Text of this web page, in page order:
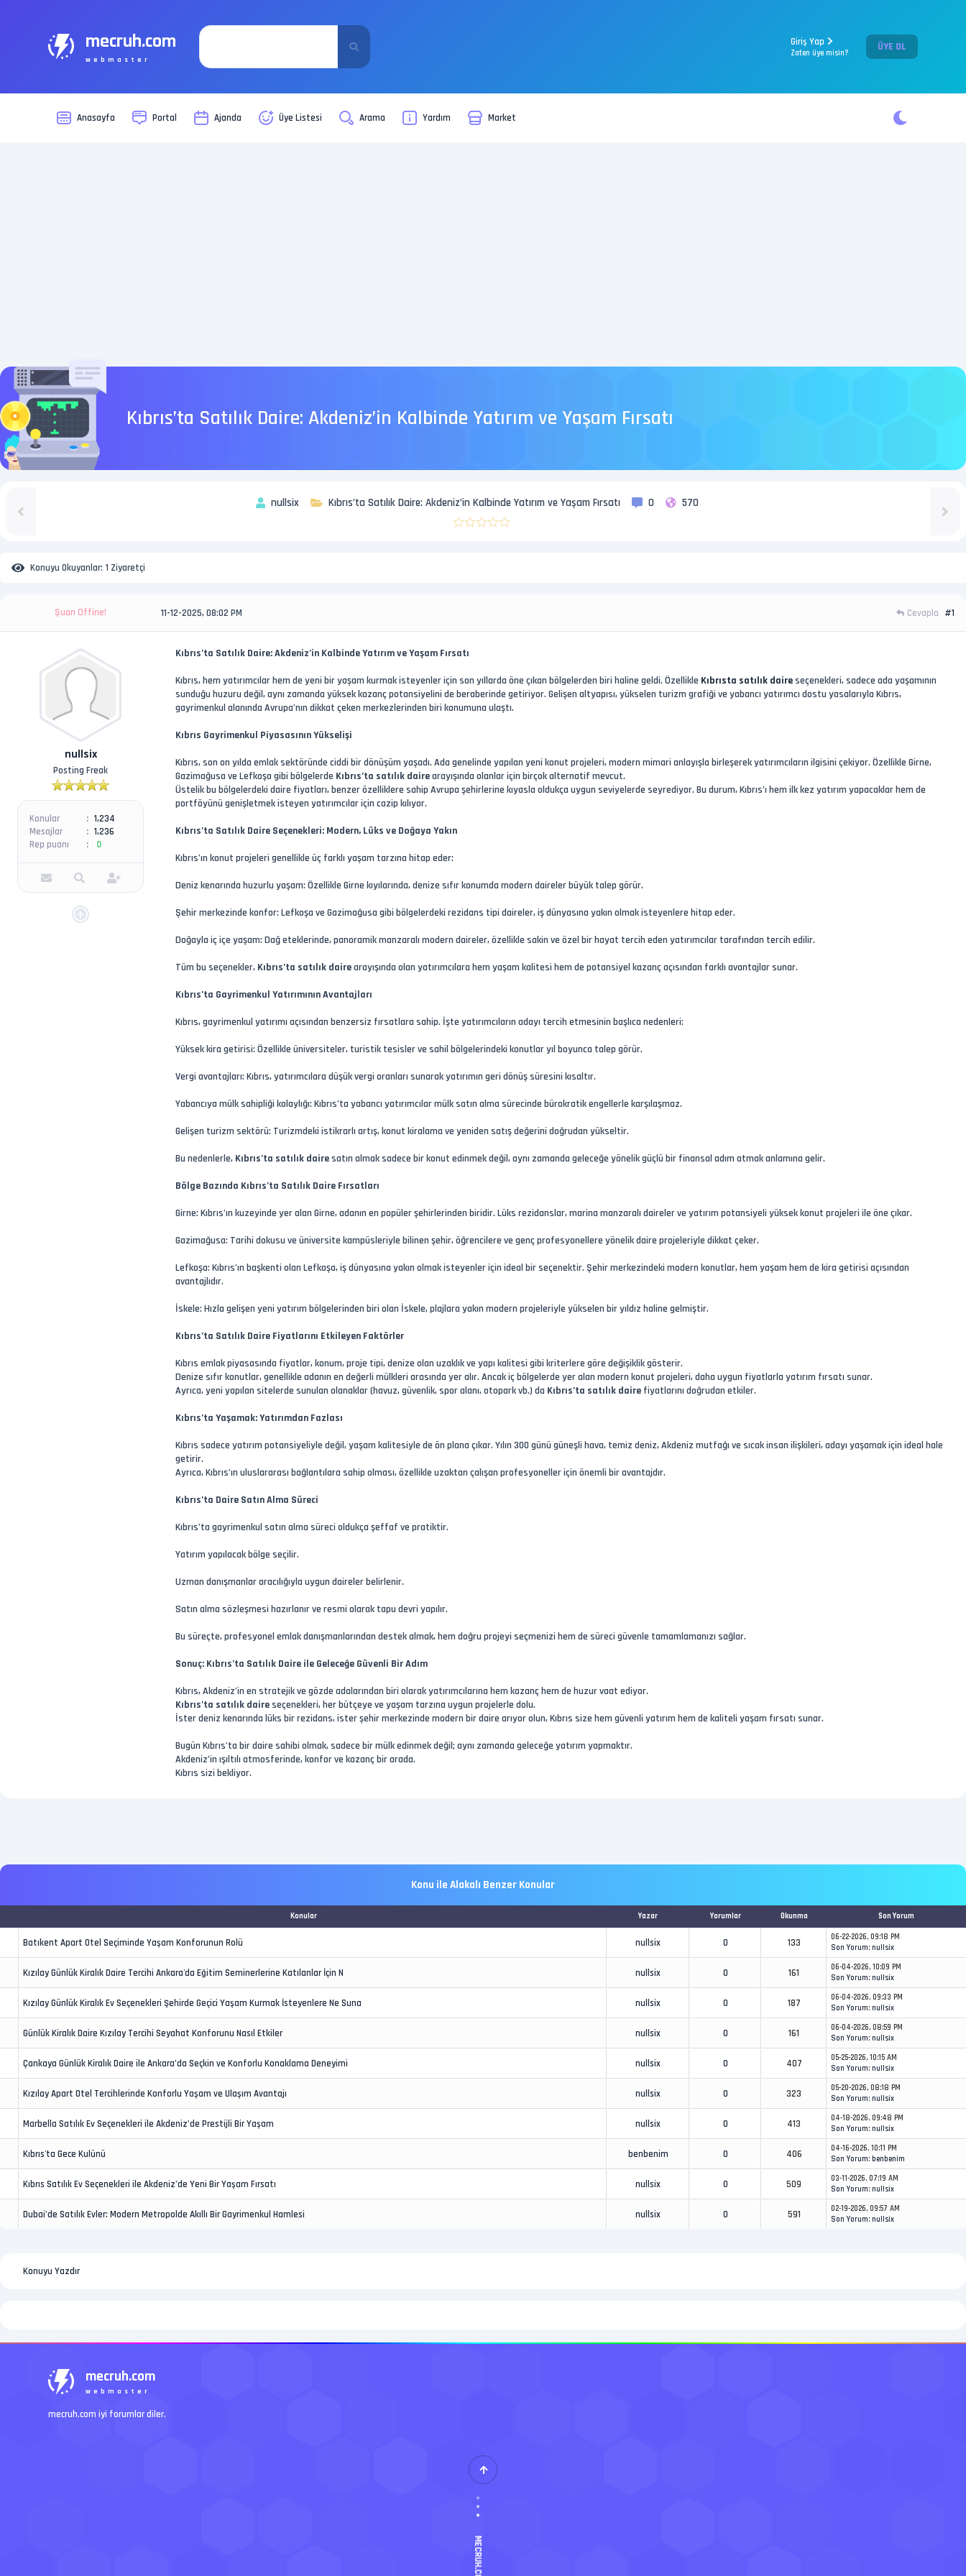
mecruh.com
webmaster
Giriş Yap
Zaten üye misin? ÜYE OL
Anasayfa Portal Ajanda Üye Listesi Arama Yardım Market
Kıbrıs’ta Satılık Daire: Akdeniz’in Kalbinde Yatırım ve Yaşam Fırsatı
nullsix Kıbrıs’ta Satılık Daire: Akdeniz’in Kalbinde Yatırım ve Yaşam Fırsatı 0 570
Konuyu Okuyanlar: 1 Ziyaretçi
Şuan Offine! 11-12-2025, 08:02 PM Cevapla #1
nullsix
Posting Freak
Konular
1,234
Mesajlar
1,236
Rep puanı
0
Kıbrıs’ta Satılık Daire: Akdeniz’in Kalbinde Yatırım ve Yaşam Fırsatı
Kıbrıs, hem yatırımcılar hem de yeni bir yaşam kurmak isteyenler için son yıllarda öne çıkan bölgelerden biri haline geldi. Özellikle Kıbrısta satılık daireseçenekleri, sadece ada yaşamının
sunduğu huzuru değil, aynı zamanda yüksek kazanç potansiyelini de beraberinde getiriyor. Gelişen altyapısı, yükselen turizm grafiği ve yabancı yatırımcı dostu yasalarıyla Kıbrıs,
gayrimenkul alanında Avrupa’nın dikkat çeken merkezlerinden biri konumuna ulaştı.
Kıbrıs Gayrimenkul Piyasasının Yükselişi
Kıbrıs, son on yılda emlak sektöründe ciddi bir dönüşüm yaşadı. Ada genelinde yapılan yeni konut projeleri, modern mimari anlayışla birleşerek yatırımcıların ilgisini çekiyor. Özellikle Girne,
Gazimağusa ve Lefkoşa gibi bölgelerde Kıbrıs’ta satılık dairearayışında olanlar için birçok alternatif mevcut.
Üstelik bu bölgelerdeki daire fiyatları, benzer özelliklere sahip Avrupa şehirlerine kıyasla oldukça uygun seviyelerde seyrediyor. Bu durum, Kıbrıs’ı hem ilk kez yatırım yapacaklar hem de
portföyünü genişletmek isteyen yatırımcılar için cazip kılıyor.
Kıbrıs’ta Satılık Daire Seçenekleri: Modern, Lüks ve Doğaya Yakın
Kıbrıs’ın konut projeleri genellikle üç farklı yaşam tarzına hitap eder:
Deniz kenarında huzurlu yaşam: Özellikle Girne kıyılarında, denize sıfır konumda modern daireler büyük talep görür.
Şehir merkezinde konfor: Lefkoşa ve Gazimağusa gibi bölgelerdeki rezidans tipi daireler, iş dünyasına yakın olmak isteyenlere hitap eder.
Doğayla iç içe yaşam: Dağ eteklerinde, panoramik manzaralı modern daireler, özellikle sakin ve özel bir hayat tercih eden yatırımcılar tarafından tercih edilir.
Tüm bu seçenekler, Kıbrıs’ta satılık dairearayışında olan yatırımcılara hem yaşam kalitesi hem de potansiyel kazanç açısından farklı avantajlar sunar.
Kıbrıs’ta Gayrimenkul Yatırımının Avantajları
Kıbrıs, gayrimenkul yatırımı açısından benzersiz fırsatlara sahip. İşte yatırımcıların adayı tercih etmesinin başlıca nedenleri:
Yüksek kira getirisi: Özellikle üniversiteler, turistik tesisler ve sahil bölgelerindeki konutlar yıl boyunca talep görür.
Vergi avantajları: Kıbrıs, yatırımcılara düşük vergi oranları sunarak yatırımın geri dönüş süresini kısaltır.
Yabancıya mülk sahipliği kolaylığı: Kıbrıs’ta yabancı yatırımcılar mülk satın alma sürecinde bürokratik engellerle karşılaşmaz.
Gelişen turizm sektörü: Turizmdeki istikrarlı artış, konut kiralama ve yeniden satış değerini doğrudan yükseltir.
Bu nedenlerle, Kıbrıs’ta satılık dairesatın almak sadece bir konut edinmek değil, aynı zamanda geleceğe yönelik güçlü bir finansal adım atmak anlamına gelir.
Bölge Bazında Kıbrıs’ta Satılık Daire Fırsatları
Girne: Kıbrıs’ın kuzeyinde yer alan Girne, adanın en popüler şehirlerinden biridir. Lüks rezidanslar, marina manzaralı daireler ve yatırım potansiyeli yüksek konut projeleri ile öne çıkar.
Gazimağusa: Tarihi dokusu ve üniversite kampüsleriyle bilinen şehir, öğrencilere ve genç profesyonellere yönelik daire projeleriyle dikkat çeker.
Lefkoşa: Kıbrıs’ın başkenti olan Lefkoşa, iş dünyasına yakın olmak isteyenler için ideal bir seçenektir. Şehir merkezindeki modern konutlar, hem yaşam hem de kira getirisi açısından
avantajlıdır.
İskele: Hızla gelişen yeni yatırım bölgelerinden biri olan İskele, plajlara yakın modern projeleriyle yükselen bir yıldız haline gelmiştir.
Kıbrıs’ta Satılık Daire Fiyatlarını Etkileyen Faktörler
Kıbrıs emlak piyasasında fiyatlar, konum, proje tipi, denize olan uzaklık ve yapı kalitesi gibi kriterlere göre değişiklik gösterir.
Denize sıfır konutlar, genellikle adanın en değerli mülkleri arasında yer alır. Ancak iç bölgelerde yer alan modern konut projeleri, daha uygun fiyatlarla yatırım fırsatı sunar.
Ayrıca, yeni yapılan sitelerde sunulan olanaklar (havuz, güvenlik, spor alanı, otopark vb.) da Kıbrıs’ta satılık daire fiyatlarını doğrudan etkiler.
Kıbrıs’ta Yaşamak: Yatırımdan Fazlası
Kıbrıs sadece yatırım potansiyeliyle değil, yaşam kalitesiyle de ön plana çıkar. Yılın 300 günü güneşli hava, temiz deniz, Akdeniz mutfağı ve sıcak insan ilişkileri, adayı yaşamak için ideal hale
getirir.
Ayrıca, Kıbrıs’ın uluslararası bağlantılara sahip olması, özellikle uzaktan çalışan profesyoneller için önemli bir avantajdır.
Kıbrıs’ta Daire Satın Alma Süreci
Kıbrıs’ta gayrimenkul satın alma süreci oldukça şeffaf ve pratiktir.
Yatırım yapılacak bölge seçilir.
Uzman danışmanlar aracılığıyla uygun daireler belirlenir.
Satın alma sözleşmesi hazırlanır ve resmi olarak tapu devri yapılır.
Bu süreçte, profesyonel emlak danışmanlarından destek almak, hem doğru projeyi seçmenizi hem de süreci güvenle tamamlamanızı sağlar.
Sonuç: Kıbrıs’ta Satılık Daire ile Geleceğe Güvenli Bir Adım
Kıbrıs, Akdeniz’in en stratejik ve gözde adalarından biri olarak yatırımcılarına hem kazanç hem de huzur vaat ediyor.
Kıbrıs’ta satılık daireseçenekleri, her bütçeye ve yaşam tarzına uygun projelerle dolu.
İster deniz kenarında lüks bir rezidans, ister şehir merkezinde modern bir daire arıyor olun, Kıbrıs size hem güvenli yatırım hem de kaliteli yaşam fırsatı sunar.
Bugün Kıbrıs’ta bir daire sahibi olmak, sadece bir mülk edinmek değil; aynı zamanda geleceğe yatırım yapmaktır.
Akdeniz’in ışıltılı atmosferinde, konfor ve kazanç bir arada.
Kıbrıs sizi bekliyor.
Konu ile Alakalı Benzer Konular
Konular Yazar Yorumlar Okunma Son Yorum
Batıkent Apart Otel Seçiminde Yaşam Konforunun Rolü nullsix 0 133
06-22-2026, 09:18 PM
Son Yorum: nullsix
Kızılay Günlük Kiralık Daire Tercihi Ankara'da Eğitim Seminerlerine Katılanlar İçin N nullsix 0 161
06-04-2026, 10:09 PM
Son Yorum: nullsix
Kızılay Günlük Kiralık Ev Seçenekleri Şehirde Geçici Yaşam Kurmak İsteyenlere Ne Suna nullsix 0 187
06-04-2026, 09:33 PM
Son Yorum: nullsix
Günlük Kiralık Daire Kızılay Tercihi Seyahat Konforunu Nasıl Etkiler nullsix 0 161
06-04-2026, 08:59 PM
Son Yorum: nullsix
Çankaya Günlük Kiralık Daire ile Ankara’da Seçkin ve Konforlu Konaklama Deneyimi nullsix 0 407
05-25-2026, 10:15 AM
Son Yorum: nullsix
Kızılay Apart Otel Tercihlerinde Konforlu Yaşam ve Ulaşım Avantajı nullsix 0 323
05-20-2026, 08:18 PM
Son Yorum: nullsix
Marbella Satılık Ev Seçenekleri ile Akdeniz’de Prestijli Bir Yaşam nullsix 0 413
04-18-2026, 09:48 PM
Son Yorum: nullsix
Kıbrıs'ta Gece Kulünü benbenim 0 406
04-16-2026, 10:11 PM
Son Yorum: benbenim
Kıbrıs Satılık Ev Seçenekleri ile Akdeniz’de Yeni Bir Yaşam Fırsatı nullsix 0 509
03-11-2026, 07:19 AM
Son Yorum: nullsix
Dubai’de Satılık Evler: Modern Metropolde Akıllı Bir Gayrimenkul Hamlesi nullsix 0 591
02-19-2026, 09:57 AM
Son Yorum: nullsix
Konuyu Yazdır
mecruh.com
webmaster
mecruh.com iyi forumlar diler.
MECRUH.COM